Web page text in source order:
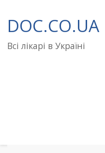
до
вмісту
DOC.CO.UA
Всі лікарі в Україні